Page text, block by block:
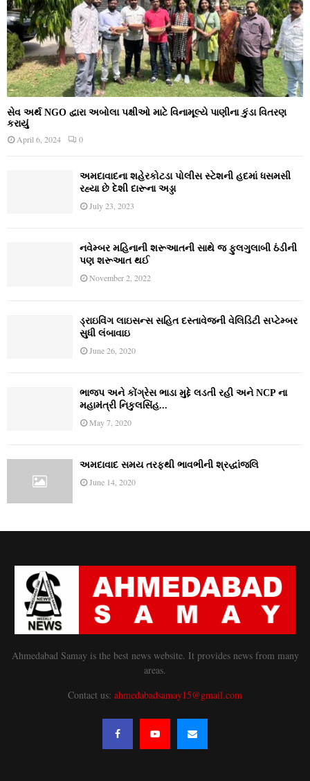
સેવ અર્થ NGO દ્વારા અબોલા પક્ષીઓ માટે વિનામૂલ્યે પાણીના કુંડા વિતરણ
કરાયું
April 6, 2024 0
અમદાવાદના શહેરકોટડા પોલીસ સ્ટેશની હદમાં ધસમસી
રહ્યા છે દેશી દારૂના અડ્ડા
July 23, 2023
નવેમ્‍બર મહિનાની શરૂઆતની સાથે જ ફુલગુલાબી ઠંડીની
પણ શરૂઆત થઈ
November 2, 2022
ડ્રાઇવિંગ લાઇસન્સ સહિત દસ્તાવેજની વેલિડિટી સપ્ટેમ્બર
સુધી લંબાવાઇ
June 26, 2020
ભાજપ અને કોંગ્રેસ ભાડા મુદ્દે લડતી રહી અને NCP ના
મહામંત્રી નિકુલસિંહ...
May 7, 2020
અમદાવાદ સમય તરફથી ભાવભીની શ્રદ્ધાંજલિ
June 14, 2020
Ahmedabad Samay is the best news website. It provides news from many
areas.
Contact us: ahmedabadsamay15@gmail.com